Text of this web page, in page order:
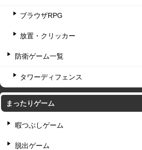
ブラウザRPG
放置・クリッカー
防衛ゲーム一覧
タワーディフェンス
まったりゲーム
暇つぶしゲーム
脱出ゲーム